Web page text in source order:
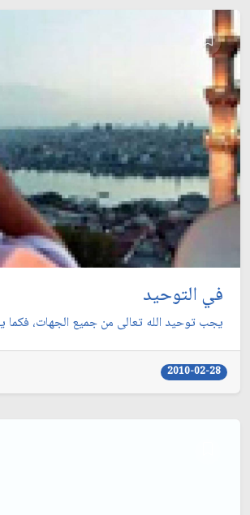
في التوحيد
يجب توحيد الله تعالى من جميع الجهات،
2010-02-28